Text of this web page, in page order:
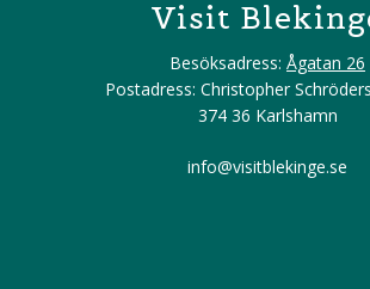
Visit
Besöksadress: Ågatan 26
Postadress: Christopher
374 36 Karlshamn
info@visitblekinge.se